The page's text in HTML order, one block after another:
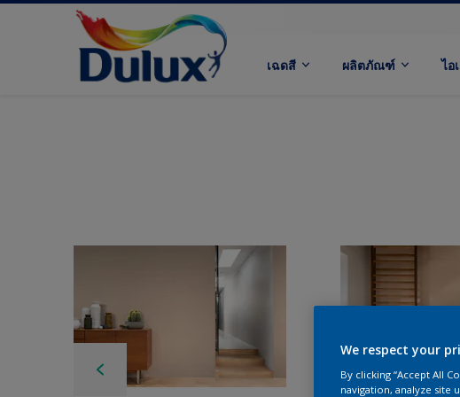
เฉดสี ผลิตภัณฑ์ ไอ
We respect your
By clicking “Accept All
navigation, analyze site